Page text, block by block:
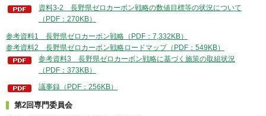
資料3-2 長野県ゼロカーボン戦略の数値目標等の状況について
（PDF：270KB）
参考資料1 長野県ゼロカーボン戦略（PDF：7,332KB）
参考資料2 長野県ゼロカーボン戦略ロードマップ（PDF：549KB）
参考資料3 長野県ゼロカーボン戦略に基づく施策の取組状況
（PDF：373KB）
議事録（PDF：256KB）
第2回専門委員会